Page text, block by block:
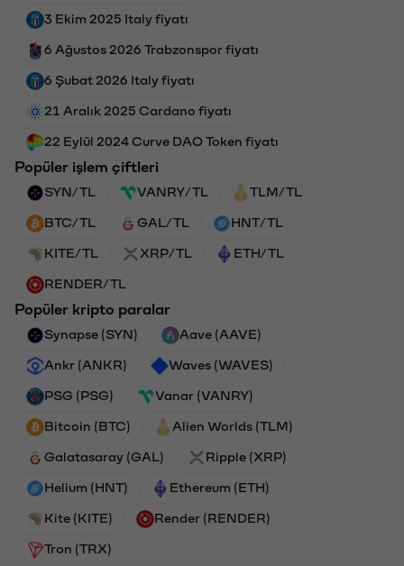
3 Ekim 2025 Italy fiyatı
6 Ağustos 2026 Trabzonspor fiyatı
6 Şubat 2026 Italy fiyatı
21 Aralık 2025 Cardano fiyatı
22 Eylül 2024 Curve DAO Token fiyatı
Popüler işlem çiftleri
SYN/TL VANRY/TL TLM/TL
BTC/TL GAL/TL HNT/TL
KITE/TL XRP/TL ETH/TL
RENDER/TL
Popüler kripto paralar
Synapse (SYN) Aave (AAVE)
Ankr (ANKR) Waves (WAVES)
PSG (PSG) Vanar (VANRY)
Bitcoin (BTC) Alien Worlds (TLM)
Galatasaray (GAL) Ripple (XRP)
Helium (HNT) Ethereum (ETH)
Kite (KITE) Render (RENDER)
Tron (TRX)